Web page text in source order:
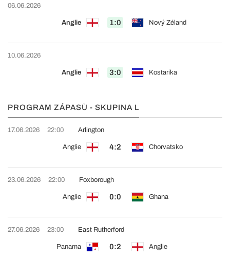
06.06.2026
Anglie 1:0 Nový Zéland
10.06.2026
Anglie 3:0 Kostarika
PROGRAM ZÁPASŮ - SKUPINA L
17.06.2026 22:00
Anglie 4:2 Chorvatsko
Arlington
23.06.2026 22:00
Anglie 0:0 Ghana
Foxborough
27.06.2026 23:00
Panama 0:2 Anglie
East Rutherford